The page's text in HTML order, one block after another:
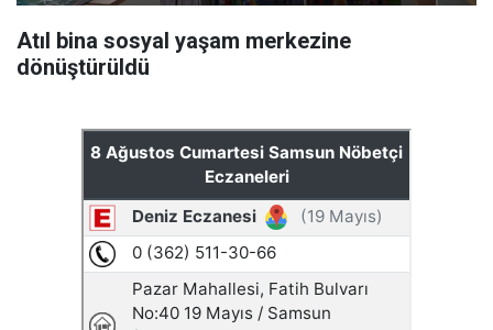
Atıl bina sosyal yaşam merkezine
dönüştürüldü